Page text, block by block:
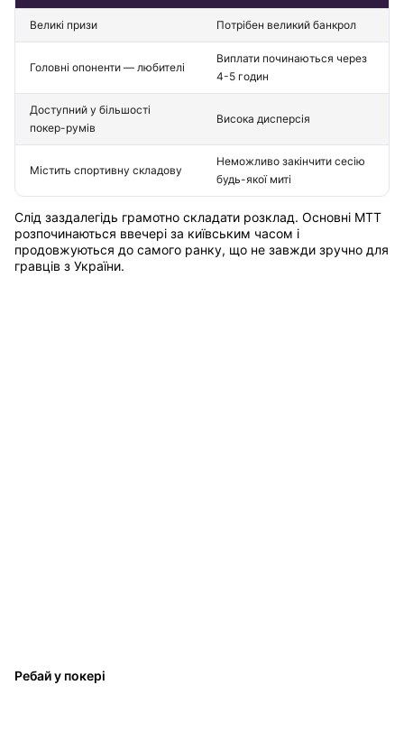
Великі призи Потрібен великий банкрол
Головні опоненти — любителі
Виплати починаються через
4-5 годин
Доступний у більшості
покер-румів
Висока дисперсія
Містить спортивну складову
Неможливо закінчити сесію
будь-якої миті
Слід заздалегідь грамотно складати розклад. Основні МТТ
розпочинаються ввечері за київським часом і
продовжуються до самого ранку, що не завжди зручно для
гравців з України.
Ребай у покері